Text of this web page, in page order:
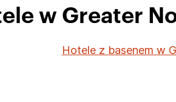
w Greater
Hotele z basenem w